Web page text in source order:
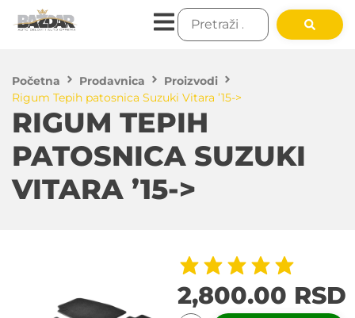
Početna Prodavnica
Proizvodi
Rigum Tepih patosnica Suzuki Vitara ’15->
RIGUM TEPIH
PATOSNICA SUZUKI
VITARA ’15->
2,800.00 RSD